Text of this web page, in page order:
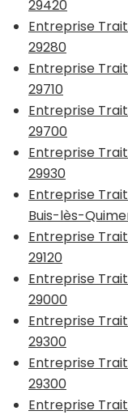
29420
Entreprise
29280
Entreprise
29710
Entreprise
29700
Entreprise
29930
Entreprise
Buis-lès-
Entreprise
29120
Entreprise
29000
Entreprise
29300
Entreprise
29300
Entreprise